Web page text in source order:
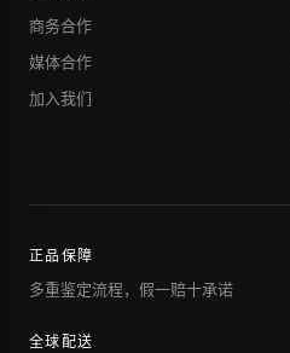
商务合作
媒体合作
加入我们
正品保障
多重鉴定流程，假一赔十承诺
全球配送